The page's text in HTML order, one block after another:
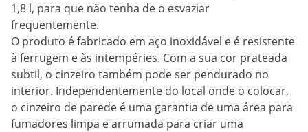
1,8 l, para que não tenha de o esvaziar
frequentemente.
O produto é fabricado em aço inoxidável e é resistente
à ferrugem e às intempéries. Com a sua cor prateada
subtil, o cinzeiro também pode ser pendurado no
interior. Independentemente do local onde o colocar,
o cinzeiro de parede é uma garantia de uma área para
fumadores limpa e arrumada para criar uma